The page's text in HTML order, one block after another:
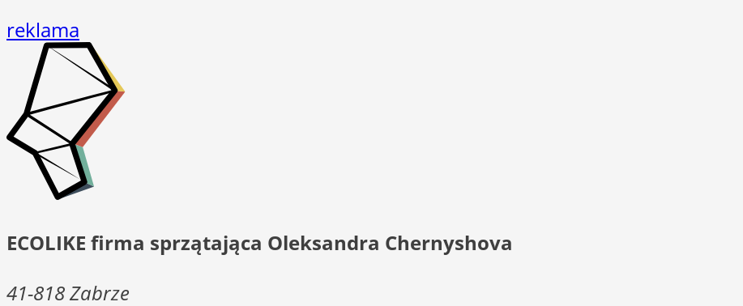
reklama
ECOLIKE firma sprzątająca Oleksandra Chernyshova
41-818Zabrze